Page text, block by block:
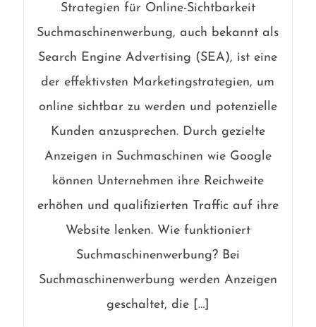
Strategien für Online-Sichtbarkeit
Suchmaschinenwerbung, auch bekannt als
Search Engine Advertising (SEA), ist eine
der effektivsten Marketingstrategien, um
online sichtbar zu werden und potenzielle
Kunden anzusprechen. Durch gezielte
Anzeigen in Suchmaschinen wie Google
können Unternehmen ihre Reichweite
erhöhen und qualifizierten Traffic auf ihre
Website lenken. Wie funktioniert
Suchmaschinenwerbung? Bei
Suchmaschinenwerbung werden Anzeigen
geschaltet, die […]